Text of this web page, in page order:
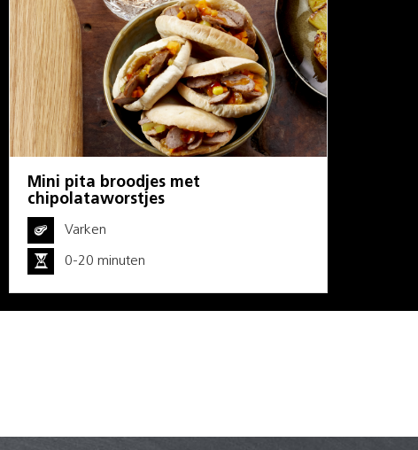
Mini pita broodjes met
chipolataworstjes
Varken
0-20 minuten